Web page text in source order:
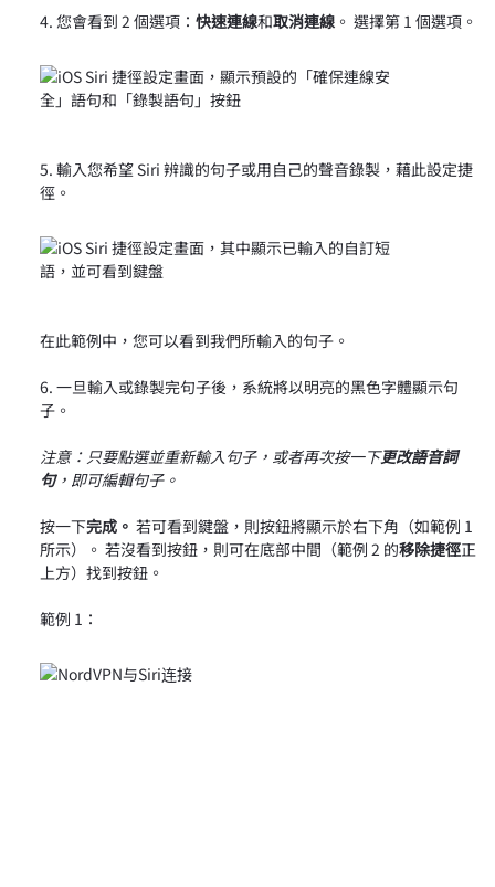
您會看到 2 個選項： 快速連線和取消連線 。 選擇第 1 個選項。
輸入您希望 Siri 辨識的句子或用自己的聲音錄製，藉此設定捷
徑。
在此範例中，您可以看到我們所輸入的句子。
一旦輸入或錄製完句子後，系統將以明亮的黑色字體顯示句
子。
注意：只要點選並重新輸入句子，或者再次按一下更改語音詞
句，即可編輯句子。
按一下完成。 若可看到鍵盤，則按鈕將顯示於右下角（如範例 1
所示）。 若沒看到按鈕，則可在底部中間（範例 2 的移除捷徑正
上方）找到按鈕。
範例 1：